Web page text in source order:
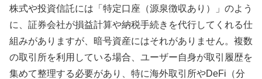
株式や投資信託には「特定口座（源泉徴収あり）」のよう
に、証券会社が損益計算や納税手続きを代行してくれる仕
組みがありますが、暗号資産にはそれがありません。複数
の取引所を利用している場合、ユーザー自身が取引履歴を
集めて整理する必要があり、特に海外取引所やDeFi（分